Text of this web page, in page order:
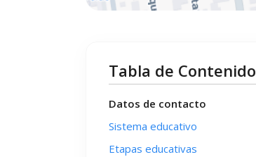
Tabla de Contenido
Datos de contacto
Sistema educativo
Etapas educativas